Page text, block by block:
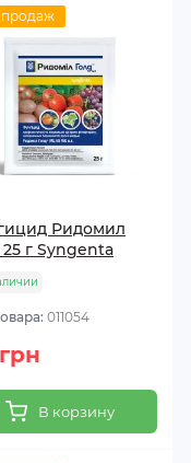
продаж
Ридомил
25 г Syngenta
011054
В корзину